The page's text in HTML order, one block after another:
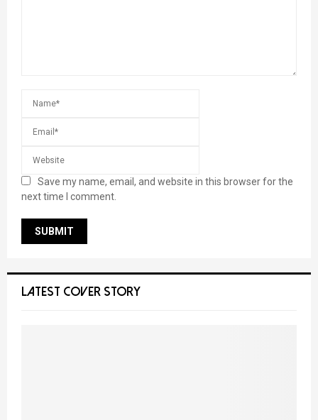
Save my name, email, and website in this browser for the
next time I comment.
LATEST COVER STORY